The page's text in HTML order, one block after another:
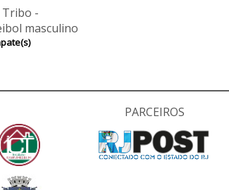
Tribo -
masculino
PARCEIROS